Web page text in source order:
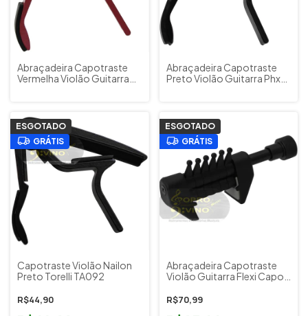
Abraçadeira Capotraste
Vermelha Violão Guitarra
Abraçadeira Capotraste
Preto Violão Guitarra Phx
ESGOTADO
GRÁTIS
Capotraste Violão Nailon
Preto Torelli TA092
R$44,90
ESGOTADO
GRÁTIS
Abraçadeira Capotraste
Violão Guitarra Flexi Capo
R$70,99